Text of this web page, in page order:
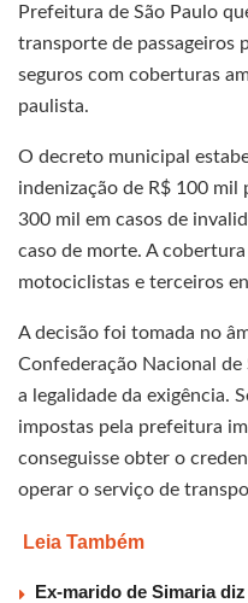
Prefeitura de São Paulo
transporte de passageiros
seguros com coberturas
paulista.
O decreto municipal
indenização de R$ 100 mil
300 mil em casos de
caso de morte. A
motociclistas e terceiros
A decisão foi tomada no
Confederação Nacional de
a legalidade da exigência.
impostas pela prefeitura
conseguisse obter o
operar o serviço de
Leia Também
Ex-marido de Simaria